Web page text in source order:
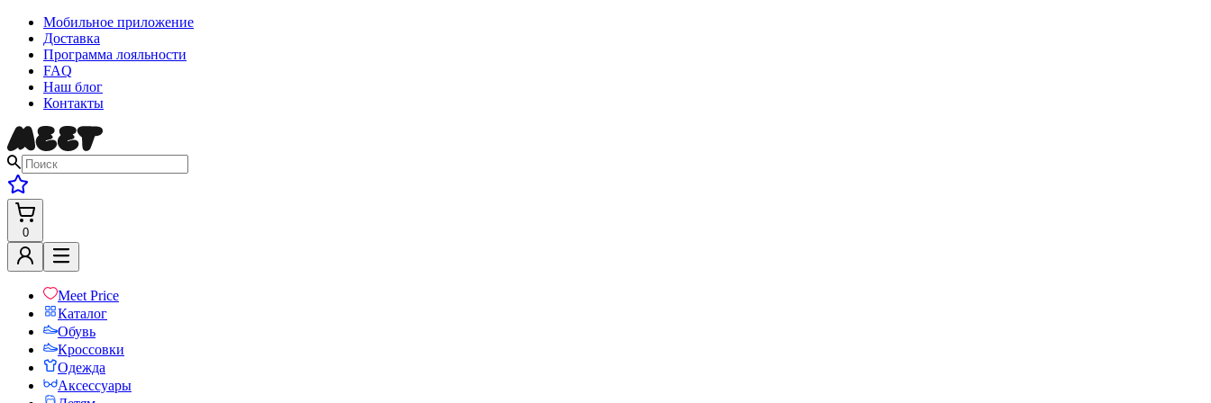
Мобильное приложение
Доставка
Программа лояльности
FAQ
Наш блог
Контакты
0
Meet Price
Каталог
Обувь
Кроссовки
Одежда
Аксессуары